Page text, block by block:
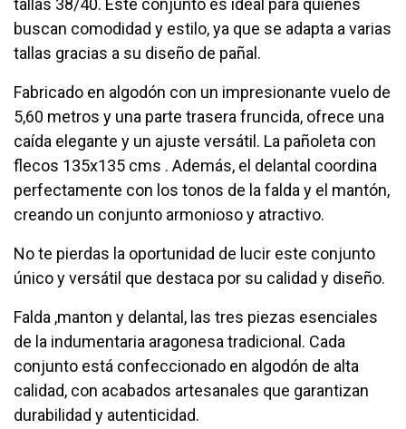
tallas 38/40. Este conjunto es ideal para quienes
buscan comodidad y estilo, ya que se adapta a varias
tallas gracias a su diseño de pañal.
Fabricado en algodón con un impresionante vuelo de
5,60 metros y una parte trasera fruncida, ofrece una
caída elegante y un ajuste versátil. La pañoleta con
flecos 135x135 cms . Además, el delantal coordina
perfectamente con los tonos de la falda y el mantón,
creando un conjunto armonioso y atractivo.
No te pierdas la oportunidad de lucir este conjunto
único y versátil que destaca por su calidad y diseño.
Falda ,manton y delantal, las tres piezas esenciales
de la indumentaria aragonesa tradicional. Cada
conjunto está confeccionado en algodón de alta
calidad, con acabados artesanales que garantizan
durabilidad y autenticidad.